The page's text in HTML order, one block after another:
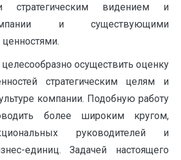
стратегическим видением и
и существующими
осуществить оценку
стратегическим целям и
компании. Подобную работу
более широким кругом,
руководителей и
единиц. Задачей настоящего